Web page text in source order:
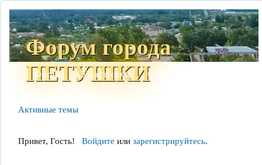
Форум города
ПЕТУШКИ
Форум Участники Сайт
Поиск
Регистрация
Активные темы
Привет, Гость! Войдите или зарегистрируйтесь.